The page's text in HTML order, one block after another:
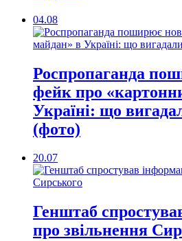
04.08
Роспропаганда
фейк про
Україні: що
(фото)
20.07
Генштаб
про звільнення